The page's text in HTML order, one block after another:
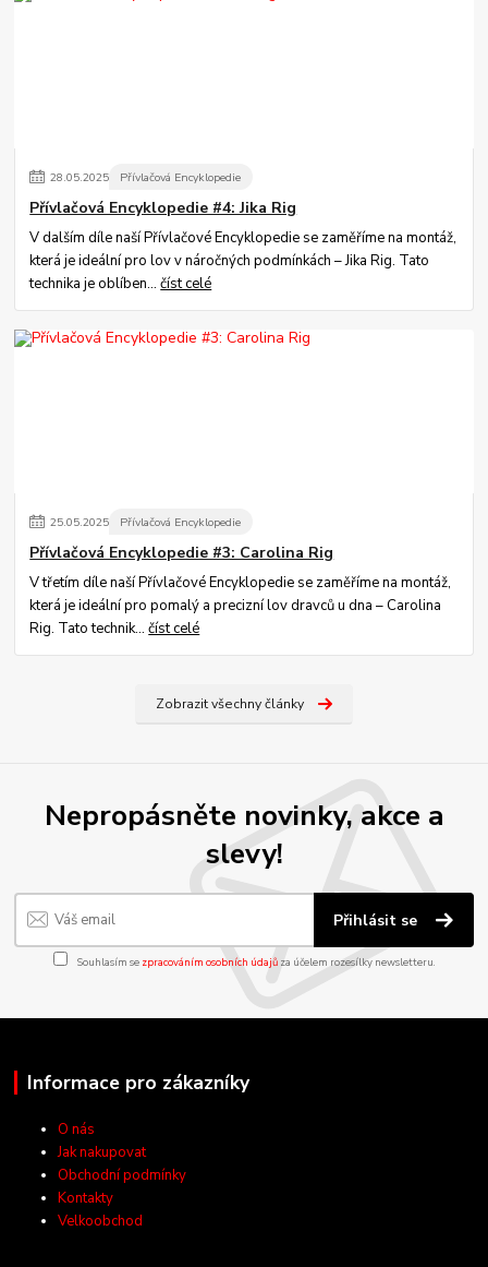
28.05.2025 Přívlačová Encyklopedie
Přívlačová Encyklopedie #4: Jika Rig
V dalším díle naší Přívlačové Encyklopedie se zaměříme na montáž,
která je ideální pro lov v náročných podmínkách – Jika Rig. Tato
technika je oblíben...číst celé
25.05.2025 Přívlačová Encyklopedie
Přívlačová Encyklopedie #3: Carolina Rig
V třetím díle naší Přívlačové Encyklopedie se zaměříme na montáž,
která je ideální pro pomalý a precizní lov dravců u dna – Carolina
Rig. Tato technik...číst celé
Zobrazit všechny články
Nepropásněte novinky, akce a
slevy!
Přihlásit se
Souhlasím se zpracováním osobních údajůza účelem rozesílky newsletteru.
Informace pro zákazníky
O nás
Jak nakupovat
Obchodní podmínky
Kontakty
Velkoobchod